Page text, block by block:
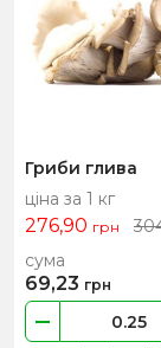
Гриби глива
ціна за 1 кг
276,90 грн
сума
69,23 грн